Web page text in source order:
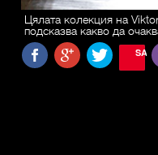
Цялата колекция на
подсказва какво да
SAVE